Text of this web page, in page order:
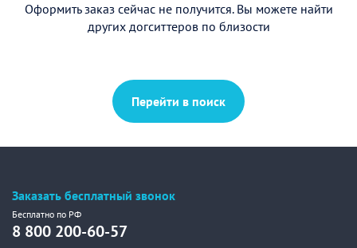
Оформить заказ сейчас не получится. Вы можете найти
других догситтеров по близости
Перейти в поиск
Заказать бесплатный звонок
Бесплатно по РФ
8 800 200-60-57